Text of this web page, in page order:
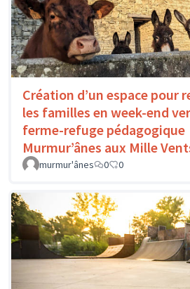
Création d’un espace pour
les familles en week-end
ferme-refuge pédagogique
Murmur’ânes aux Mille
murmur'ânes 0 0